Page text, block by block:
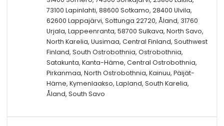
73100 Lapinlahti, 88600 Sotkamo, 28400 Ulvila,
62600 Lappajärvi, Sottunga 22720, Åland, 31760
Urjala, Lappeenranta, 58700 Sulkava, North Savo,
North Karelia, Uusimaa, Central Finland, Southwest
Finland, South Ostrobothnia, Ostrobothnia,
Satakunta, Kanta-Häme, Central Ostrobothnia,
Pirkanmaa, North Ostrobothnia, Kainuu, Päijät-
Häme, Kymenlaakso, Lapland, South Karelia,
Åland, South Savo